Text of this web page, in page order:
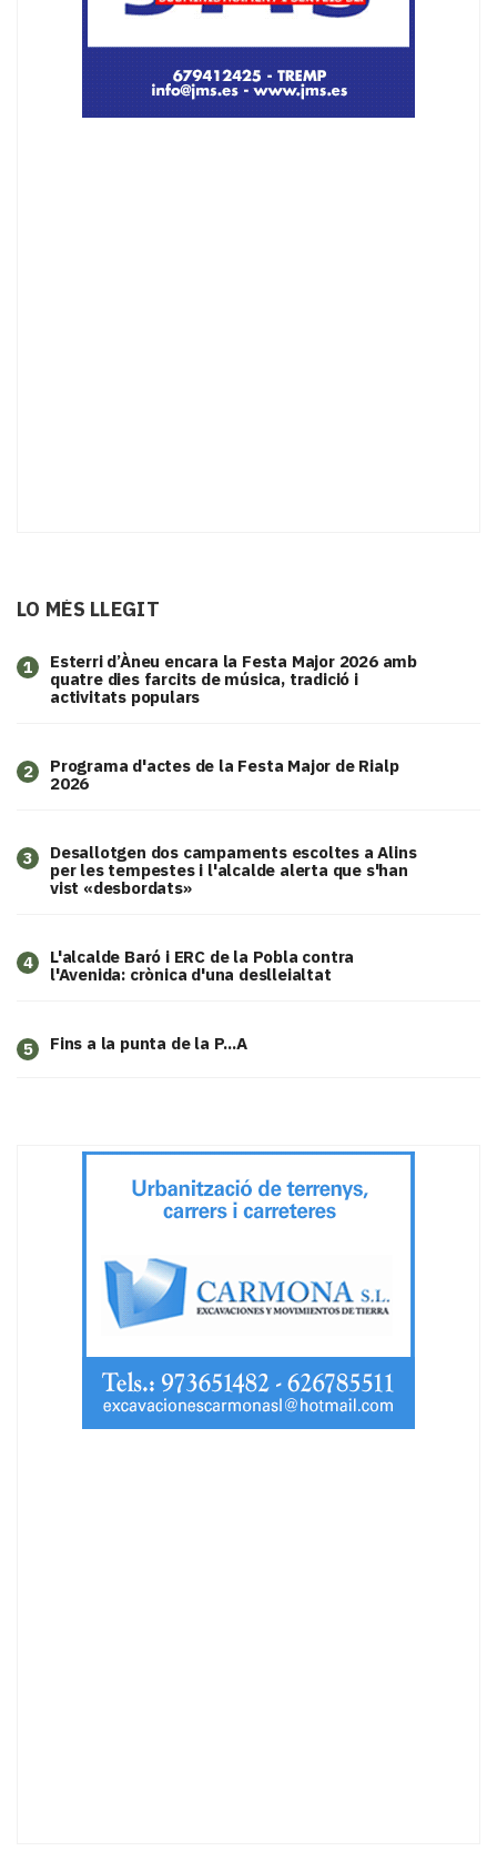
LO MÉS LLEGIT
1
Esterri d’Àneu encara la Festa Major 2026 amb
quatre dies farcits de música, tradició i
activitats populars
2
Programa d'actes de la Festa Major de Rialp
2026
3
​Desallotgen dos campaments escoltes a Alins
per les tempestes i l'alcalde alerta que s'han
vist «desbordats»
4
L'alcalde Baró i ERC de la Pobla contra
l'Avenida: crònica d'una deslleialtat
5 Fins a la punta de la P...A